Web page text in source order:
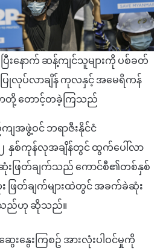
းနောက် ဆန့်ကျင်သူများကို ပစ်ခတ်
ြုလုပ်လာချိန် ကုလနှင့် အမေရိကန်
တို့ တောင့်တခဲ့ကြသည်
ဖွဲ့ဝင် ဘရာဇီးနိုင်ငံ
နှစ်ကုန်လုအချိန်တွင် ထွက်ပေါ်လာ
ဆုံးဖြတ်ချက်သည် ကောင်စီ၏တစ်နှစ်
ဖြတ်ချက်များထဲတွင် အခက်ခဲဆုံး
သည်ဟု ဆိုသည်။
းနွေးကြစဥ် အားလုံးပါဝင်မှုကို